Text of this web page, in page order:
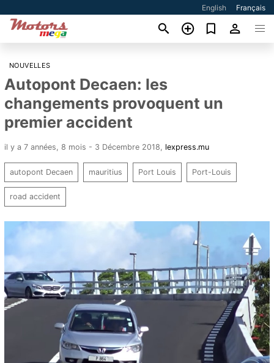
English Français
NOUVELLES
Autopont Decaen: les
changements provoquent un
premier accident
il y a 7 années, 8 mois - 3 Décembre 2018 lexpress.mu
autopont Decaen mauritius Port Louis Port-Louis
road accident